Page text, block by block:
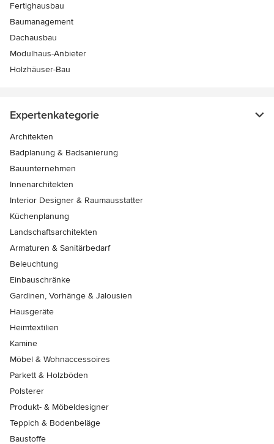
Fertighausbau
Baumanagement
Dachausbau
Modulhaus-Anbieter
Holzhäuser-Bau
Expertenkategorie
Architekten
Badplanung & Badsanierung
Bauunternehmen
Innenarchitekten
Interior Designer & Raumausstatter
Küchenplanung
Landschaftsarchitekten
Armaturen & Sanitärbedarf
Beleuchtung
Einbauschränke
Gardinen, Vorhänge & Jalousien
Hausgeräte
Heimtextilien
Kamine
Möbel & Wohnaccessoires
Parkett & Holzböden
Polsterer
Produkt- & Möbeldesigner
Teppich & Bodenbeläge
Baustoffe